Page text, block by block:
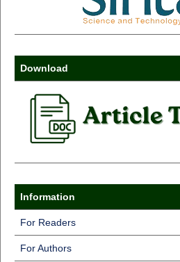
Download
Information
For Readers
For Authors